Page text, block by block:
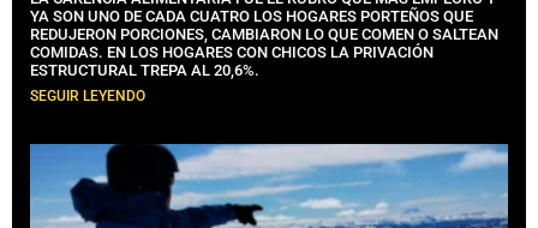
YA SON UNO DE CADA CUATRO LOS HOGARES PORTEÑOS QUE
REDUJERON PORCIONES, CAMBIARON LO QUE COMEN O SALTEAN
COMIDAS. EN LOS HOGARES CON CHICOS LA PRIVACIÓN
ESTRUCTURAL TREPA AL 20,6%.
SEGUIR LEYENDO